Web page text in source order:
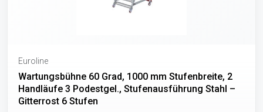
Euroline
Wartungsbühne 60 Grad, 1000 mm Stufenbreite, 2
Handläufe 3 Podestgel., Stufenausführung Stahl –
Gitterrost 6 Stufen